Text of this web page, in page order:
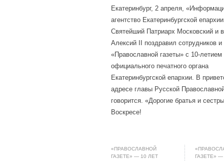
Екатеринбург, 2 апреля,
агентство Екатеринбургской
Святейший Патриарх Московский и
Алексий II поздравил сотрудников и
«Православной газеты» с 10-летием
официального печатного органа
Екатеринбургской епархии. В
адресе главы Русской
говорится. «Дорогие братья и
Воскресе!
«ПРАВОСЛАВНОЙ
ГАЗЕТЕ» — 10 ЛЕТ
ГАЗЕТЕ» —